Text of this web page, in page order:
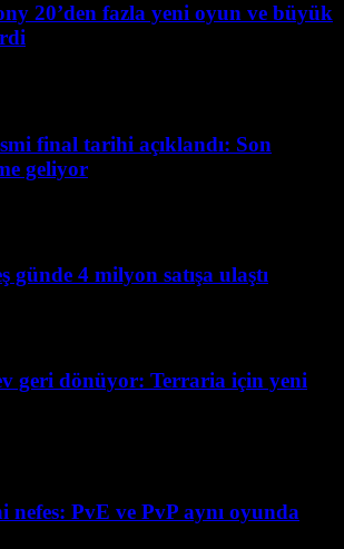
20’den fazla yeni oyun ve büyük
final tarihi açıklandı: Son
geliyor
günde 4 milyon satışa ulaştı
geri dönüyor: Terraria için yeni
nefes: PvE ve PvP aynı oyunda